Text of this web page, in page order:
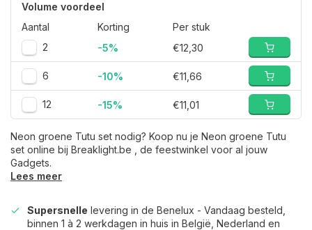
Volume voordeel
Aantal
Korting
Per stuk
2
-5% €12,30
6 -10% €11,66
12 -15% €11,01
Neon groene Tutu set nodig? Koop nu je Neon groene Tutu
set online bij Breaklight.be , de feestwinkel voor al jouw
Gadgets.
Lees meer
Supersnelle levering in de Benelux - Vandaag besteld,
binnen 1 à 2 werkdagen in huis in België, Nederland en